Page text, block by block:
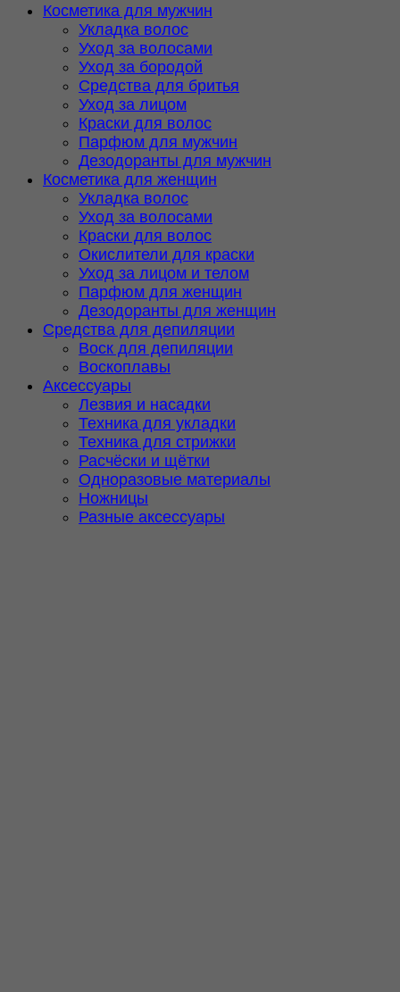
Косметика для мужчин
Укладка волос
Уход за волосами
Уход за бородой
Средства для бритья
Уход за лицом
Краски для волос
Парфюм для мужчин
Дезодоранты для мужчин
Косметика для женщин
Укладка волос
Уход за волосами
Краски для волос
Окислители для краски
Уход за лицом и телом
Парфюм для женщин
Дезодоранты для женщин
Средства для депиляции
Воск для депиляции
Воскоплавы
Аксессуары
Лезвия и насадки
Техника для укладки
Техника для стрижки
Расчёски и щётки
Одноразовые материалы
Ножницы
Разные аксессуары